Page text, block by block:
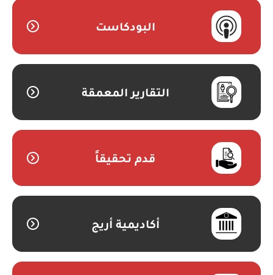
البودكاست
التقارير المعمقة
قدم تحقيقاً
أكاديمية أريج